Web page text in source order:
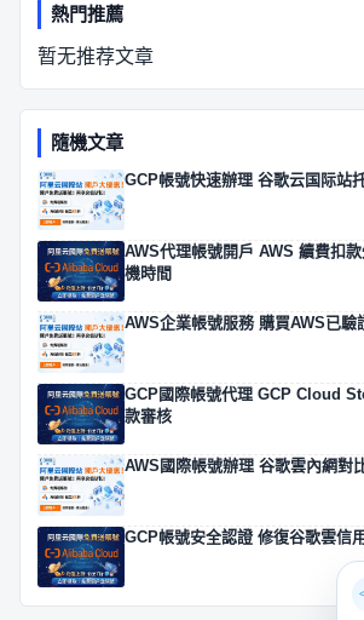
熱門推薦
暂无推荐文章
隨機文章
GCP帳號快速辦理 谷歌云国际站
AWS代理帳號開戶 AWS 續費扣
機時間
AWS企業帳號服務 購買AWS已驗
GCP國際帳號代理 GCP Cloud
款審核
AWS國際帳號辦理 谷歌雲內網對
GCP帳號安全認證 修復谷歌雲信